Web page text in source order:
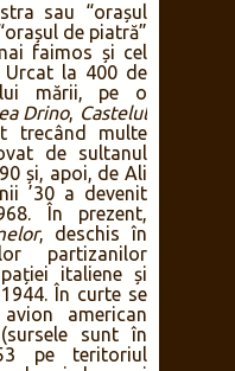
sau “orașul
de piatră”
faimos și cel
la 400 de
mării, pe o
Drino, Castelul
trecând multe
de sultanul
și, apoi, de Ali
’30 a devenit
În prezent,
, deschis în
partizanilor
italiene și
În curte se
american
sunt în
pe teritoriul